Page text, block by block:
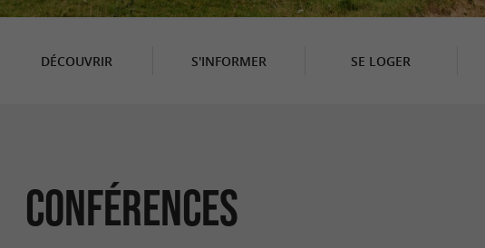
DÉCOUVRIR S'INFORMER SE LOGER
Conférences